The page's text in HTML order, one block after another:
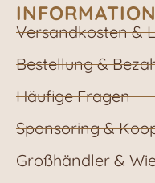
Versandkosten &
Bestellung &
Häufige Fragen
Sponsoring &
Großhändler &